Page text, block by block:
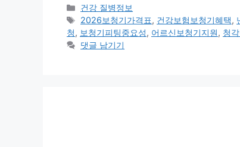
카
테
고
리
건강 질병정보
태
그
2026보청기가격표, 건강보험보청기혜택,
청, 보청기피팅중요성, 어르신보청기지원, 청
댓글 남기기